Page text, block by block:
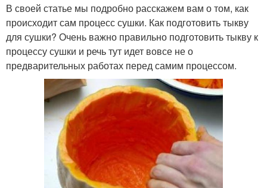
В своей статье мы подробно расскажем вам о том, как
происходит сам процесс сушки. Как подготовить тыкву
для сушки? Очень важно правильно подготовить тыкву к
процессу сушки и речь тут идет вовсе не о
предварительных работах перед самим процессом.